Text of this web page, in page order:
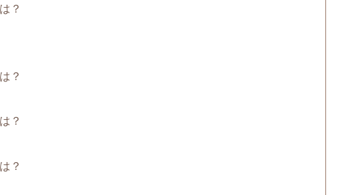
？
？
？
？